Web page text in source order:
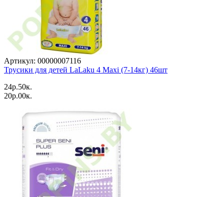
Артикул: 00000007116
Трусики для детей LaLaku 4 Maxi (7-14кг) 46шт
24p.50к.
20p.00к.